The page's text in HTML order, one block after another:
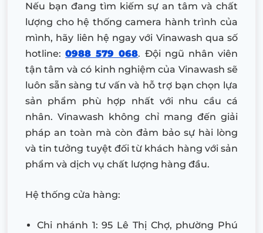
Nếu bạn đang tìm kiếm sự an tâm và chất
lượng cho hệ thống camera hành trình của
mình, hãy liên hệ ngay với Vinawash qua số
hotline:0988 579 068. Đội ngũ nhân viên
tận tâm và có kinh nghiệm của Vinawash sẽ
luôn sẵn sàng tư vấn và hỗ trợ bạn chọn lựa
sản phẩm phù hợp nhất với nhu cầu cá
nhân. Vinawash không chỉ mang đến giải
pháp an toàn mà còn đảm bảo sự hài lòng
và tin tưởng tuyệt đối từ khách hàng với sản
phẩm và dịch vụ chất lượng hàng đầu.
Hệ thống cửa hàng:
Chi nhánh 1: 95 Lê Thị Chợ, phường Phú